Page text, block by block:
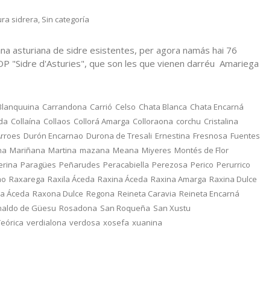
sidrera, Sin categoría
asturiana de sidre esistentes, per agora namás hai 76
"Sidre d'Asturies", que son les que vienen darréu Amariega
Carrandona Carrió Celso Chata Blanca Chata Encarná
Collaína Collaos Collorá Amarga Colloraona corchu Cristalina
Durón Encarnao Durona de Tresali Ernestina Fresnosa Fuentes
Mariñana Martina mazana Meana Miyeres Montés de Flor
Paragües Peñarudes Peracabiella Perezosa Perico Perurrico
Raxarega Raxila Áceda Raxina Áceda Raxina Amarga Raxina Dulce
Áceda Raxona Dulce Regona Reineta Caravia Reineta Encarná
de Güesu Rosadona San Roqueña San Xustu
verdialona verdosa xosefa xuanina